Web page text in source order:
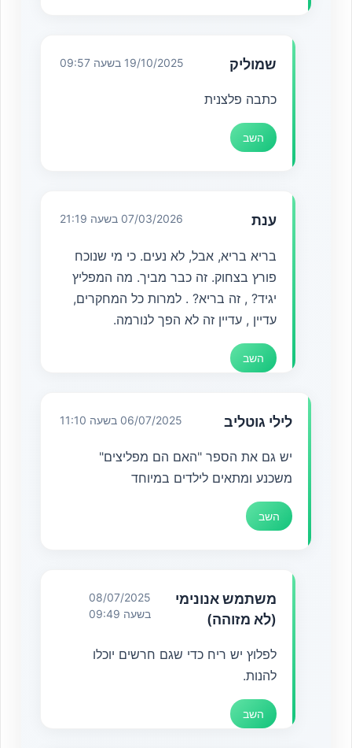
שמוליק 19/10/2025 בשעה 09:57
כתבה פלצנית
השב
ענת 07/03/2026 בשעה 21:19
בריא בריא, אבל, לא נעים. כי מי שנוכח
פורץ בצחוק. זה כבר מביך. מה המפליץ
יגיד? , זה בריא? . למרות כל המחקרים,
עדיין , עדיין זה לא הפך לנורמה.
השב
לילי גוטליב 06/07/2025 בשעה 11:10
יש גם את הספר "האם הם מפליצים"
משכנע ומתאים לילדים במיוחד
השב
משתמש אנונימי
(לא מזוהה)
08/07/2025
בשעה 09:49
לפלוץ יש ריח כדי שגם חרשים יוכלו
להנות.
השב